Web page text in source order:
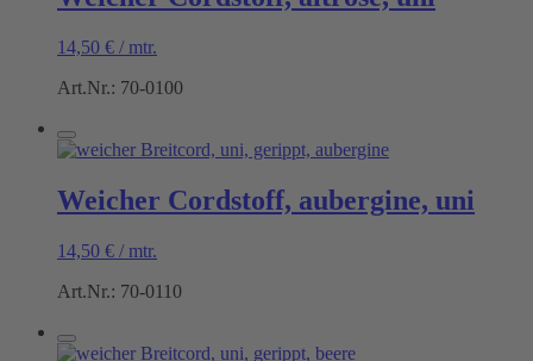
14,50 € / mtr.
Art.Nr.: 70-0100
Weicher Cordstoff, aubergine, uni
14,50 € / mtr.
Art.Nr.: 70-0110